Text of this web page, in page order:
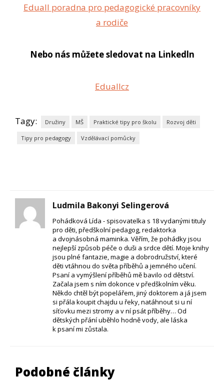
Eduall poradna pro pedagogické pracovníky
a rodiče
Nebo nás můžete sledovat na Linkedln
Eduallcz
Tagy: Družiny MŠ Praktické tipy pro školu Rozvoj děti
Tipy pro pedagogy Vzdělávací pomůcky
Ludmila Bakonyi Selingerová
Pohádková Lída - spisovatelka s 18 vydanými tituly
pro děti, předškolní pedagog, redaktorka
a dvojnásobná maminka. Věřím, že pohádky jsou
nejlepší způsob péče o duši a srdce dětí. Moje knihy
jsou plné fantazie, magie a dobrodružství, které
děti vtáhnou do světa příběhů a jemného učení.
Psaní a vymýšlení příběhů mě bavilo od dětství.
Začala jsem s ním dokonce v předškolním věku.
Někdo chtěl být popelářem, jiný doktorem a já jsem
si přála koupit chajdu u řeky, natáhnout si u ní
síťovku mezi stromy a v ní psát příběhy… Od
dětských přání uběhlo hodně vody, ale láska
k psaní mi zůstala.
Podobné články